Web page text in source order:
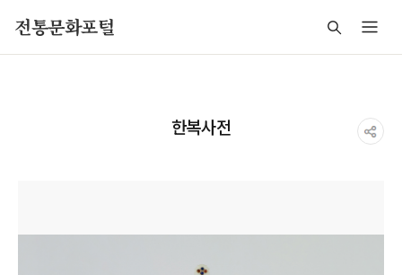
전통문화포털
한복사전